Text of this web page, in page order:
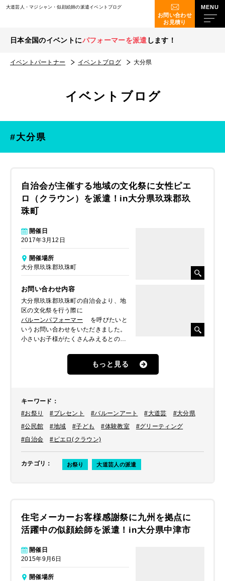
大道芸人・マジシャン・似顔絵師の派遣イベントブログ
お問い合わせ
お見積り
日本全国のイベントにパフォーマーを派遣 します！
イベントパートナー イベントブログ 大分県
イベントブログ
#大分県
自治会が主催する地域の文化祭に女性ピエ
ロ（クラウン）を派遣！in大分県玖珠郡玖
珠町
開催日
2017年3月12日
開催場所
大分県玖珠郡玖珠町
お問い合わせ内容
大分県玖珠郡玖珠町の自治会より、地
区の文化祭を行う際に
バルーンパフォーマー
を呼びたいと
いうお問い合わせをいただきました。
小さいお子様がたくさんみえるとのこ
にバルーンアートができる
をご提案、派遣
もっと見る
キーワード ：
#お祭り
#プレセント #バルーンアート #大道芸
#大分県
#公民館
#地域 #子ども #体験教室
#グリーティング
#自治会
#ピエロ(クラウン)
カテゴリ ： お祭り 大道芸人の派遣
住宅メーカーお客様感謝祭に九州を拠点に
活躍中の似顔絵師を派遣！in大分県中津市
開催日
2015年9月6日
開催場所